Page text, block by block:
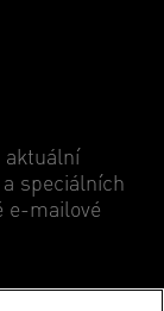
speciálních
e-mailové